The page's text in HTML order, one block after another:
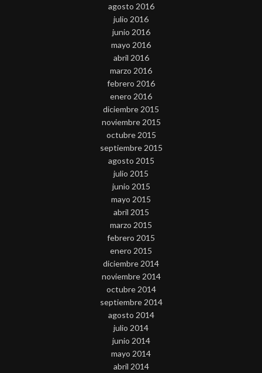
agosto 2016
julio 2016
junio 2016
mayo 2016
abril 2016
marzo 2016
febrero 2016
enero 2016
diciembre 2015
noviembre 2015
octubre 2015
septiembre 2015
agosto 2015
julio 2015
junio 2015
mayo 2015
abril 2015
marzo 2015
febrero 2015
enero 2015
diciembre 2014
noviembre 2014
octubre 2014
septiembre 2014
agosto 2014
julio 2014
junio 2014
mayo 2014
abril 2014